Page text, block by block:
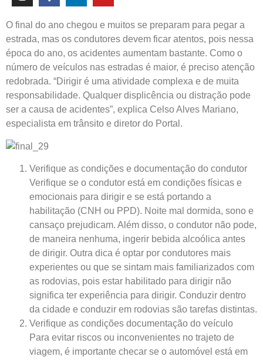
O final do ano chegou e muitos se preparam para pegar a
estrada, mas os condutores devem ficar atentos, pois nessa
época do ano, os acidentes aumentam bastante. Como o
número de veículos nas estradas é maior, é preciso atenção
redobrada. “Dirigir é uma atividade complexa e de muita
responsabilidade. Qualquer displicência ou distração pode
ser a causa de acidentes”, explica Celso Alves Mariano,
especialista em trânsito e diretor do Portal.
Verifique as condições e documentação do condutor
Verifique se o condutor está em condições físicas e
emocionais para dirigir e se está portando a
habilitação (CNH ou PPD). Noite mal dormida, sono e
cansaço prejudicam. Além disso, o condutor não pode,
de maneira nenhuma, ingerir bebida alcoólica antes
de dirigir. Outra dica é optar por condutores mais
experientes ou que se sintam mais familiarizados com
as rodovias, pois estar habilitado para dirigir não
significa ter experiência para dirigir. Conduzir dentro
da cidade e conduzir em rodovias são tarefas distintas.
Verifique as condições documentação do veículo
Para evitar riscos ou inconvenientes no trajeto de
viagem, é importante checar se o automóvel está em